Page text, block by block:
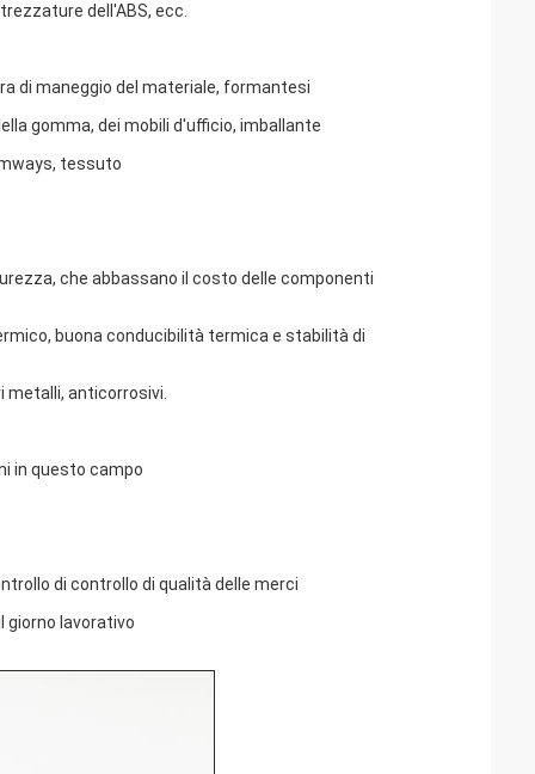
dell'ABS, ecc.
di maneggio del materiale, formantesi
gomma, dei mobili d'ufficio, imballante
tessuto
che abbassano il costo delle componenti
buona conducibilità termica e stabilità di
metalli, anticorrosivi.
in questo campo
di controllo di qualità delle merci
giorno lavorativo